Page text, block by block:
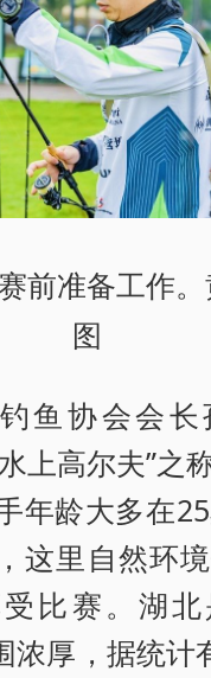
前准备工作
图
鱼协会会长
上高尔夫”之
年龄大多在
这里自然环
比赛。湖
浓厚，据统计